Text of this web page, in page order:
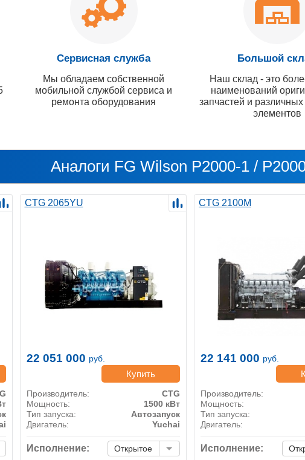
Сервисная служба
Мы обладаем собственной
мобильной службой сервиса и
ремонта оборудования
Большой
Наш склад - это
наименований
запчастей и
элементов
Аналоги FG Wilson P2000-1 /
CTG 2065YU
22 051 000 руб.
Купить
Производитель:
CTG
Мощность:
1500 кВт
Тип запуска:
Автозапуск
Двигатель:
Yuchai
Исполнение: Открытое
CTG 2100M
22 141 000 руб.
Производитель:
Мощность:
Тип запуска:
Двигатель:
Исполнение: